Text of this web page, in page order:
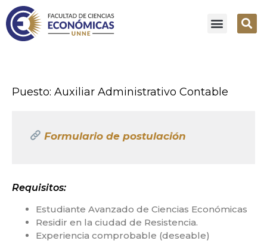
Puesto: Auxiliar Administrativo Contable
Formulario de postulación
Requisitos:
Estudiante Avanzado de Ciencias Económicas
Residir en la ciudad de Resistencia.
Experiencia comprobable (deseable)